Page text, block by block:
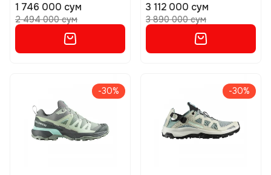
1 746 000 сум
2 494 000 сум
3 112 000 сум
3 890 000 сум
-30% -30%